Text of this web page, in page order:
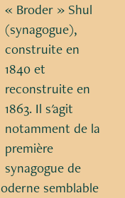
« Broder » Shul
(synagogue),
construite en
1840 et
reconstruite en
1863. Il s'agit
notamment de la
première
synagogue de
semblable